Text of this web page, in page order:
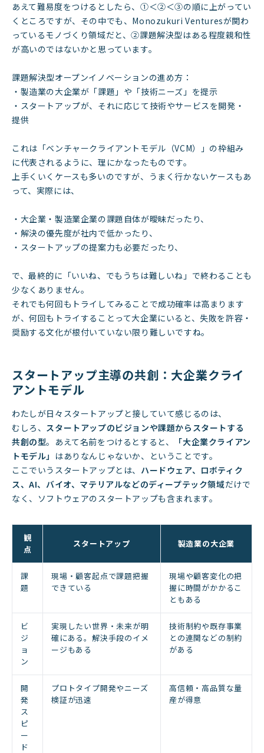
あえて難易度をつけるとしたら、①＜②＜③の順に上がってい
くところですが、その中でも、Monozukuri Venturesが関わ
っているモノづくり領域だと、②課題解決型はある程度親和性
が高いのではないかと思っています。
課題解決型オープンイノベーションの進め方：
・製造業の大企業が「課題」や「技術ニーズ」を提示
・スタートアップが、それに応じて技術やサービスを開発・
提供
これは「ベンチャークライアントモデル（VCM）」の枠組み
に代表されるように、理にかなったものです。
上手くいくケースも多いのですが、うまく行かないケースもあ
って、実際には、
・大企業・製造業企業の課題自体が曖昧だったり、
・解決の優先度が社内で低かったり、
・スタートアップの提案力も必要だったり、
で、最終的に「いいね、でもうちは難しいね」で終わることも
少なくありません。
それでも何回もトライしてみることで成功確率は高まります
が、何回もトライすることって大企業にいると、失敗を許容・
奨励する文化が根付いていない限り難しいですね。
スタートアップ主導の共創：大企業クライ
アントモデル
わたしが日々スタートアップと接していて感じるのは、
むしろ、 スタートアップのビジョンや課題からスタートする
共創の型。あえて名前をつけるとすると、
「大企業クライアン
トモデル」 はありなんじゃないか、ということです。
ここでいうスタートアップとは、 ハードウェア、ロボティク
ス、AI、バイオ、マテリアルなどのディープテック領域だけで
なく、ソフトウェアのスタートアップも含まれます。
観
点
スタートアップ 製造業の大企業
課
題
現場・顧客起点で課題把握
できている
現場や顧客変化の把
握に時間がかかるこ
ともある
ビ
ジ
ョ
ン
実現したい世界・未来が明
確にある。解決手段のイメ
ージもある
技術制約や既存事業
との連関などの制約
がある
開
発
ス
ピ
ー
ド
プロトタイプ開発やニーズ
検証が迅速
高信頼・高品質な量
産が得意